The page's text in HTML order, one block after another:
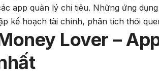
app quản lý chi tiêu. Những ứng
kế hoạch tài chính, phân tích thói
Lover –